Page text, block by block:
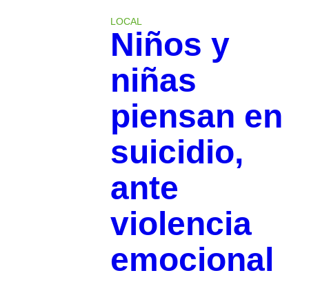
LOCAL
Niños y
niñas
piensan en
suicidio,
ante
violencia
emocional